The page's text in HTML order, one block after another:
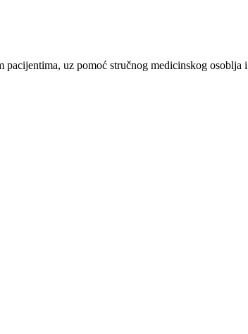
uz pomoć stručnog medicinskog osoblja